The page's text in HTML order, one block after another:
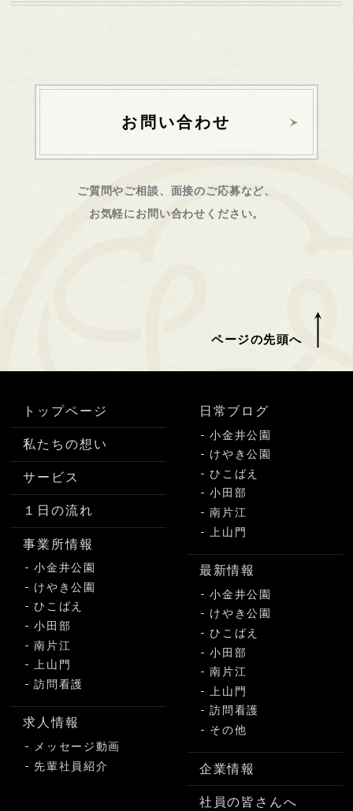
お問い合わせ
ご質問やご相談、面接のご応募など、
お気軽にお問い合わせください。
ページの先頭へ
トップページ
私たちの想い
サービス
１日の流れ
事業所情報
小金井公園
けやき公園
ひこばえ
小田部
南片江
上山門
訪問看護
求人情報
メッセージ動画
先輩社員紹介
日常ブログ
小金井公園
けやき公園
ひこばえ
小田部
南片江
上山門
最新情報
小金井公園
けやき公園
ひこばえ
小田部
南片江
上山門
訪問看護
その他
企業情報
社員の皆さんへ